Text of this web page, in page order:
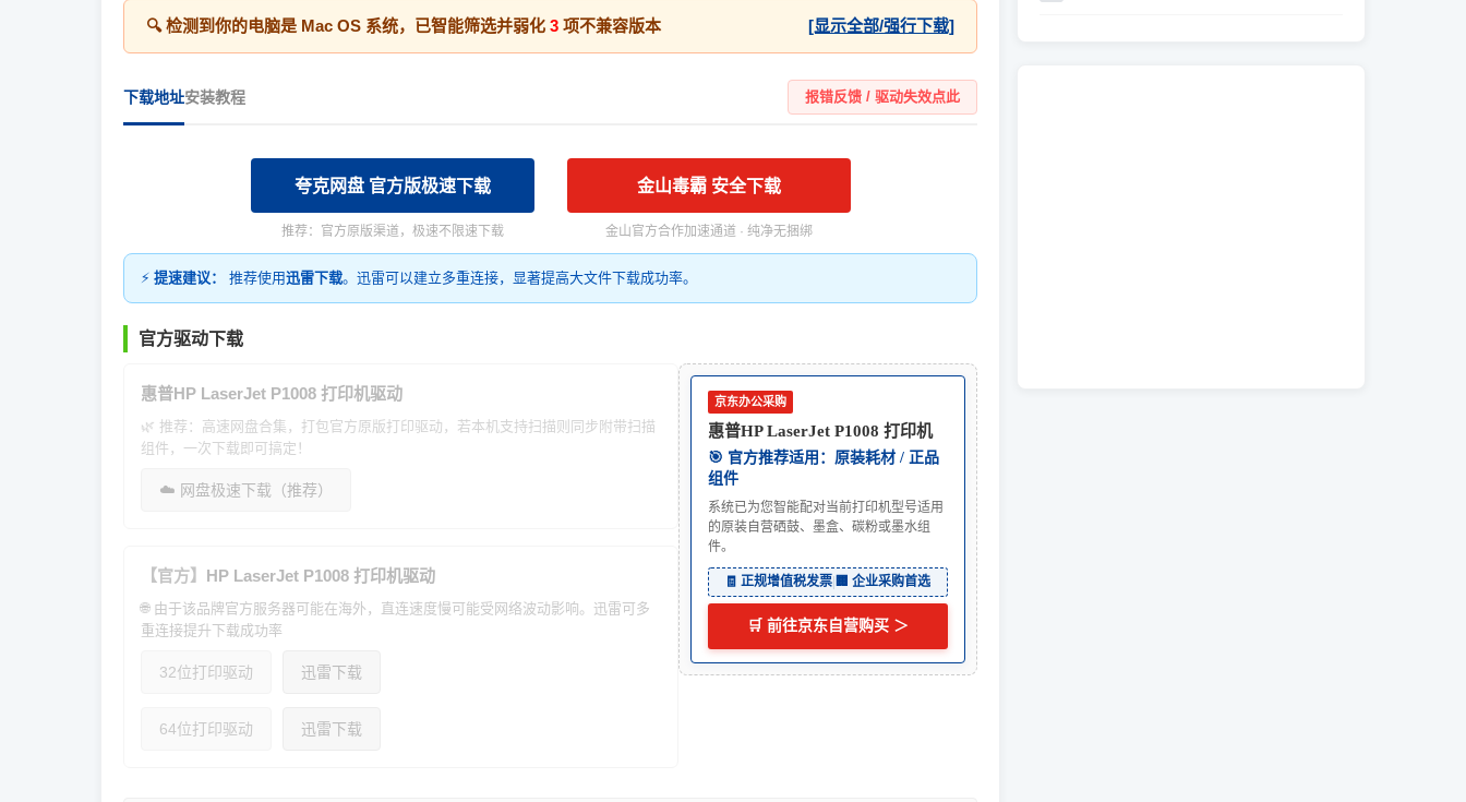
🔍 检测到你的电脑是 Mac OS 系统，已智能筛选并弱化 3 项不兼容版本 [显示全部/强行下载]
下载地址安装教程 报错反馈 / 驱动失效点此
夸克网盘 官方版极速下载
推荐：官方原版渠道，极速不限速下载
金山毒霸 安全下载
金山官方合作加速通道 · 纯净无捆绑
⚡ 提速建议： 推荐使用迅雷下载。迅雷可以建立多重连接，显著提高大文件下载成功率。
官方驱动下载
惠普HP LaserJet P1008 打印机驱动
🌿 推荐：高速网盘合集，打包官方原版打印驱动，若本机支持扫描则同步附带扫描
组件，一次下载即可搞定！
☁️ 网盘极速下载（推荐）
【官方】 HP LaserJet P1008 打印机驱动
🌐 由于该品牌官方服务器可能在海外，直连速度慢可能受网络波动影响。迅雷可多
重连接提升下载成功率
32位打印驱动 迅雷下载
64位打印驱动 迅雷下载
京东办公采购
惠普HP LaserJet P1008 打印机
🎯 官方推荐适用：原装耗材 / 正品
组件
系统已为您智能配对当前打印机型号适用
的原装自营硒鼓、墨盒、碳粉或墨水组
件。
🧾 正规增值税发票 🏢 企业采购首选
🛒 前往京东自营购买 ＞